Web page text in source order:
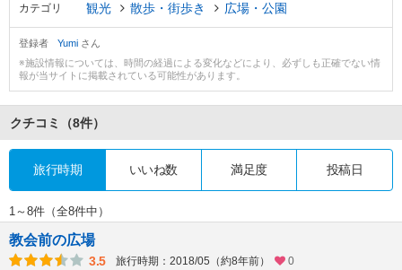
カテゴリ 観光 散歩・街歩き 広場・公園
登録者 Yumi さん
※施設情報については、時間の経過による変化などにより、必ずしも正確でない情
報が当サイトに掲載されている可能性があります。
クチコミ （8件）
旅行時期 いいね数 満足度 投稿日
1～8件（全8件中）
教会前の広場
3.5 旅行時期：2018/05（約8年前）
0